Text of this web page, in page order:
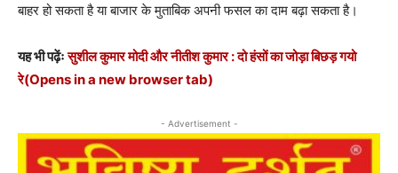
बाहर हो सकता है या बाजार के मुताबिक अपनी फसल का दाम बढ़ा सकता है।
यह भी पढ़ेंःसुशील कुमार मोदी और नीतीश कुमार : दो हंसों का जोड़ा बिछड़ गयो
रे(Opens in a new browser tab)
- Advertisement -